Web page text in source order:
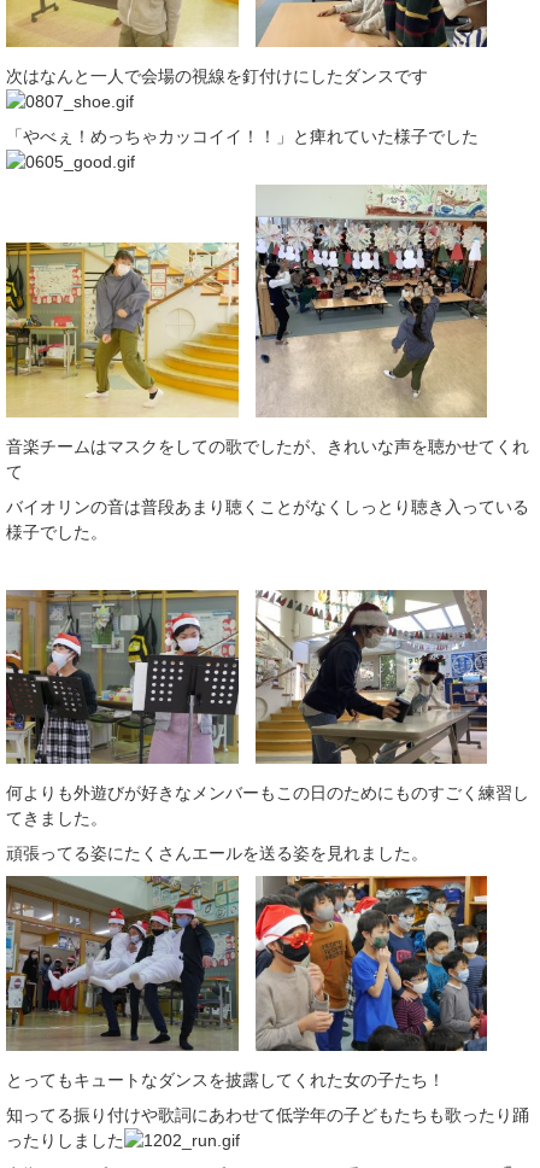
次はなんと一人で会場の視線を釘付けにしたダンスです
「やべぇ！めっちゃカッコイイ！！」と痺れていた様子でした
音楽チームはマスクをしての歌でしたが、きれいな声を聴かせてくれ
て
バイオリンの音は普段あまり聴くことがなくしっとり聴き入っている
様子でした。
何よりも外遊びが好きなメンバーもこの日のためにものすごく練習し
てきました。
頑張ってる姿にたくさんエールを送る姿を見れました。
とってもキュートなダンスを披露してくれた女の子たち！
知ってる振り付けや歌詞にあわせて低学年の子どもたちも歌ったり踊
ったりしました